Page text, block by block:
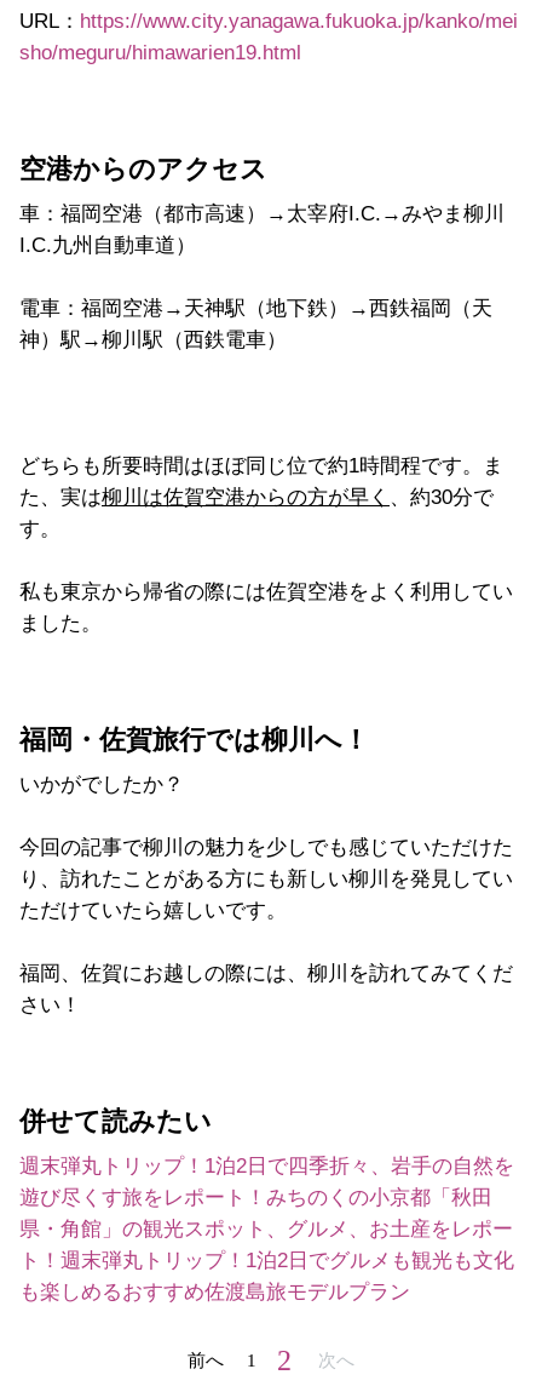
URL： https://www.city.yanagawa.fukuoka.jp/kanko/mei
sho/meguru/himawarien19.html
空港からのアクセス
車：福岡空港（都市高速）→太宰府I.C.→みやま柳川
I.C.九州自動車道）
電車：福岡空港→天神駅（地下鉄）→西鉄福岡（天
神）駅→柳川駅（西鉄電車）
どちらも所要時間はほぼ同じ位で約1時間程です。ま
た、実は柳川は佐賀空港からの方が早く 、約30分で
す。
私も東京から帰省の際には佐賀空港をよく利用してい
ました。
福岡・佐賀旅行では柳川へ！
いかがでしたか？
今回の記事で柳川の魅力を少しでも感じていただけた
り、訪れたことがある方にも新しい柳川を発見してい
ただけていたら嬉しいです。
福岡、佐賀にお越しの際には、柳川を訪れてみてくだ
さい！
併せて読みたい
週末弾丸トリップ！1泊2日で四季折々、岩手の自然を
遊び尽くす旅をレポート！ みちのくの小京都「秋田
県・角館」の観光スポット、グルメ、お土産をレポー
ト！ 週末弾丸トリップ！1泊2日でグルメも観光も文化
も楽しめるおすすめ佐渡島旅モデルプラン
前へ 1 2 次へ